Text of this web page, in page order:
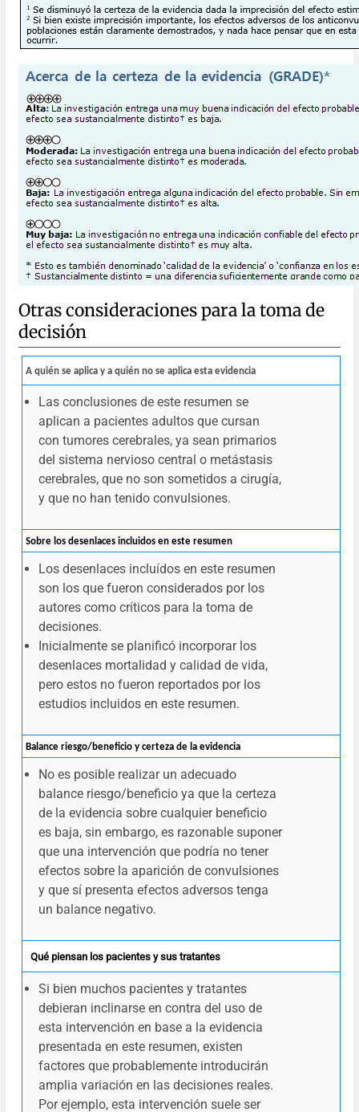
Otras consideraciones para la toma de
decisión
A quién se aplica y a quién no se aplica esta evidencia
Las conclusiones de este resumen se
aplican a pacientes adultos que cursan
con tumores cerebrales, ya sean primarios
del sistema nervioso central o metástasis
cerebrales, que no son sometidos a cirugía,
y que no han tenido convulsiones.
Sobre los desenlaces incluidos en este resumen
Los desenlaces incluídos en este resumen
son los que fueron considerados por los
autores como críticos para la toma de
decisiones.
Inicialmente se planificó incorporar los
desenlaces mortalidad y calidad de vida,
pero estos no fueron reportados por los
estudios incluidos en este resumen.
Balance riesgo/beneficio y certeza de la evidencia
No es posible realizar un adecuado
balance riesgo/beneficio ya que la certeza
de la evidencia sobre cualquier beneficio
es baja, sin embargo, es razonable suponer
que una intervención que podría no tener
efectos sobre la aparición de convulsiones
y que sí presenta efectos adversos tenga
un balance negativo.
Qué piensan los pacientes y sus tratantes
Si bien muchos pacientes y tratantes
debieran inclinarse en contra del uso de
esta intervención en base a la evidencia
presentada en este resumen, existen
factores que probablemente introducirán
amplia variación en las decisiones reales.
Por ejemplo, esta intervención suele ser